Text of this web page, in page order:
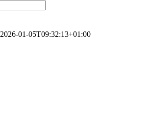
2026-01-05T09:32:13+01:00